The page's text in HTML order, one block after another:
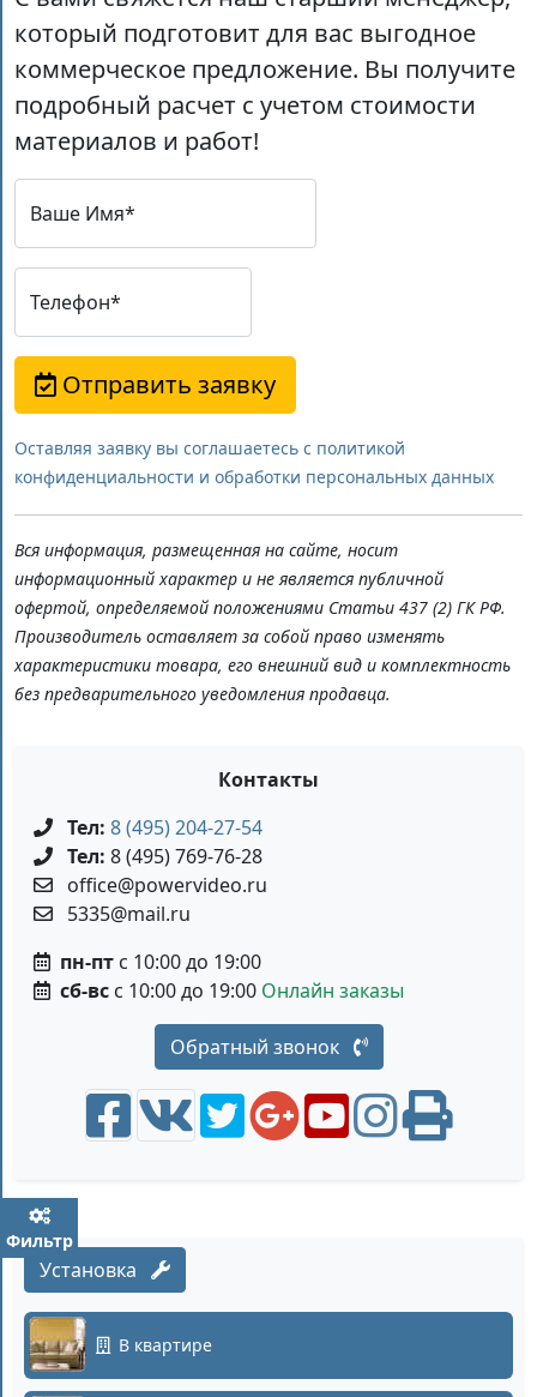
который подготовит для вас выгодное
коммерческое предложение. Вы получите
подробный расчет с учетом стоимости
материалов и работ!
Ваше Имя*
Телефон*
Отправить заявку
Оставляя заявку вы соглашаетесь с политикой
конфиденциальности и обработки персональных данных
Вся информация, размещенная на сайте, носит
информационный характер и не является публичной
офертой, определяемой положениями Статьи 437 (2) ГК РФ.
Производитель оставляет за собой право изменять
характеристики товара, его внешний вид и комплектность
без предварительного уведомления продавца.
Фильтр
Контакты
Тел: 8 (495) 204-27-54
Тел: 8 (495) 769-76-28
office@powervideo.ru
5335@mail.ru
пн-пт с 10:00 до 19:00
сб-вс с 10:00 до 19:00 Онлайн заказы
Обратный звонок
Установка
В квартире